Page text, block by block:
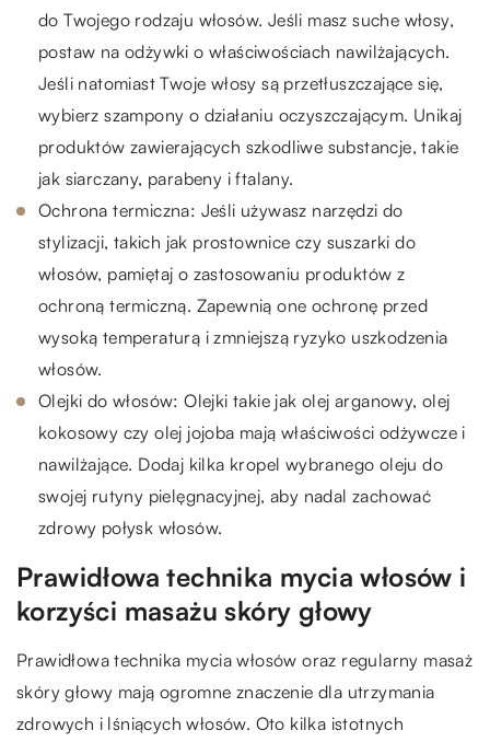
do Twojego rodzaju włosów. Jeśli masz suche włosy,
postaw na odżywki o właściwościach nawilżających.
Jeśli natomiast Twoje włosy są przetłuszczające się,
wybierz szampony o działaniu oczyszczającym. Unikaj
produktów zawierających szkodliwe substancje, takie
jak siarczany, parabeny i ftalany.
Ochrona termiczna: Jeśli używasz narzędzi do
stylizacji, takich jak prostownice czy suszarki do
włosów, pamiętaj o zastosowaniu produktów z
ochroną termiczną. Zapewnią one ochronę przed
wysoką temperaturą i zmniejszą ryzyko uszkodzenia
włosów.
Olejki do włosów: Olejki takie jak olej arganowy, olej
kokosowy czy olej jojoba mają właściwości odżywcze i
nawilżające. Dodaj kilka kropel wybranego oleju do
swojej rutyny pielęgnacyjnej, aby nadal zachować
zdrowy połysk włosów.
Prawidłowa technika mycia włosów i
korzyści masażu skóry głowy
Prawidłowa technika mycia włosów oraz regularny masaż
skóry głowy mają ogromne znaczenie dla utrzymania
zdrowych i lśniących włosów. Oto kilka istotnych